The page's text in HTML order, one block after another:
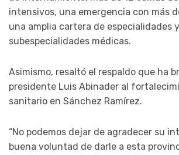
intensivos, una emergencia con más
una amplia cartera de especialidades y
subespecialidades médicas.
Asimismo, resaltó el respaldo que ha
presidente Luis Abinader al
sanitario en Sánchez Ramírez.
“No podemos dejar de agradecer su
buena voluntad de darle a esta